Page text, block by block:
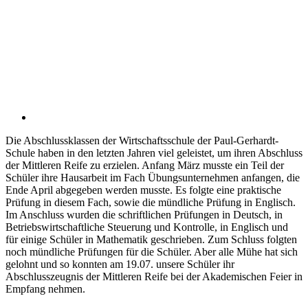
Die Abschlussklassen der Wirtschaftsschule der Paul-Gerhardt-
Schule haben in den letzten Jahren viel geleistet, um ihren Abschluss
der Mittleren Reife zu erzielen. Anfang März musste ein Teil der
Schüler ihre Hausarbeit im Fach Übungsunternehmen anfangen, die
Ende April abgegeben werden musste. Es folgte eine praktische
Prüfung in diesem Fach, sowie die mündliche Prüfung in Englisch.
Im Anschluss wurden die schriftlichen Prüfungen in Deutsch, in
Betriebswirtschaftliche Steuerung und Kontrolle, in Englisch und
für einige Schüler in Mathematik geschrieben. Zum Schluss folgten
noch mündliche Prüfungen für die Schüler. Aber alle Mühe hat sich
gelohnt und so konnten am 19.07. unsere Schüler ihr
Abschlusszeugnis der Mittleren Reife bei der Akademischen Feier in
Empfang nehmen.